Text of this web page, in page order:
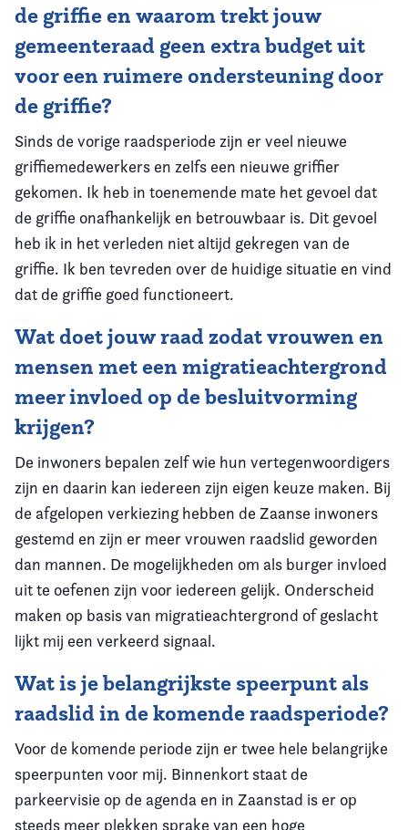
de griffie en waarom trekt jouw
gemeenteraad geen extra budget uit
voor een ruimere ondersteuning door
de griffie?
Sinds de vorige raadsperiode zijn er veel nieuwe
griffiemedewerkers en zelfs een nieuwe griffier
gekomen. Ik heb in toenemende mate het gevoel dat
de griffie onafhankelijk en betrouwbaar is. Dit gevoel
heb ik in het verleden niet altijd gekregen van de
griffie. Ik ben tevreden over de huidige situatie en vind
dat de griffie goed functioneert.
Wat doet jouw raad zodat vrouwen en
mensen met een migratieachtergrond
meer invloed op de besluitvorming
krijgen?
De inwoners bepalen zelf wie hun vertegenwoordigers
zijn en daarin kan iedereen zijn eigen keuze maken. Bij
de afgelopen verkiezing hebben de Zaanse inwoners
gestemd en zijn er meer vrouwen raadslid geworden
dan mannen. De mogelijkheden om als burger invloed
uit te oefenen zijn voor iedereen gelijk. Onderscheid
maken op basis van migratieachtergrond of geslacht
lijkt mij een verkeerd signaal.
Wat is je belangrijkste speerpunt als
raadslid in de komende raadsperiode?
Voor de komende periode zijn er twee hele belangrijke
speerpunten voor mij. Binnenkort staat de
parkeervisie op de agenda en in Zaanstad is er op
steeds meer plekken sprake van een hoge